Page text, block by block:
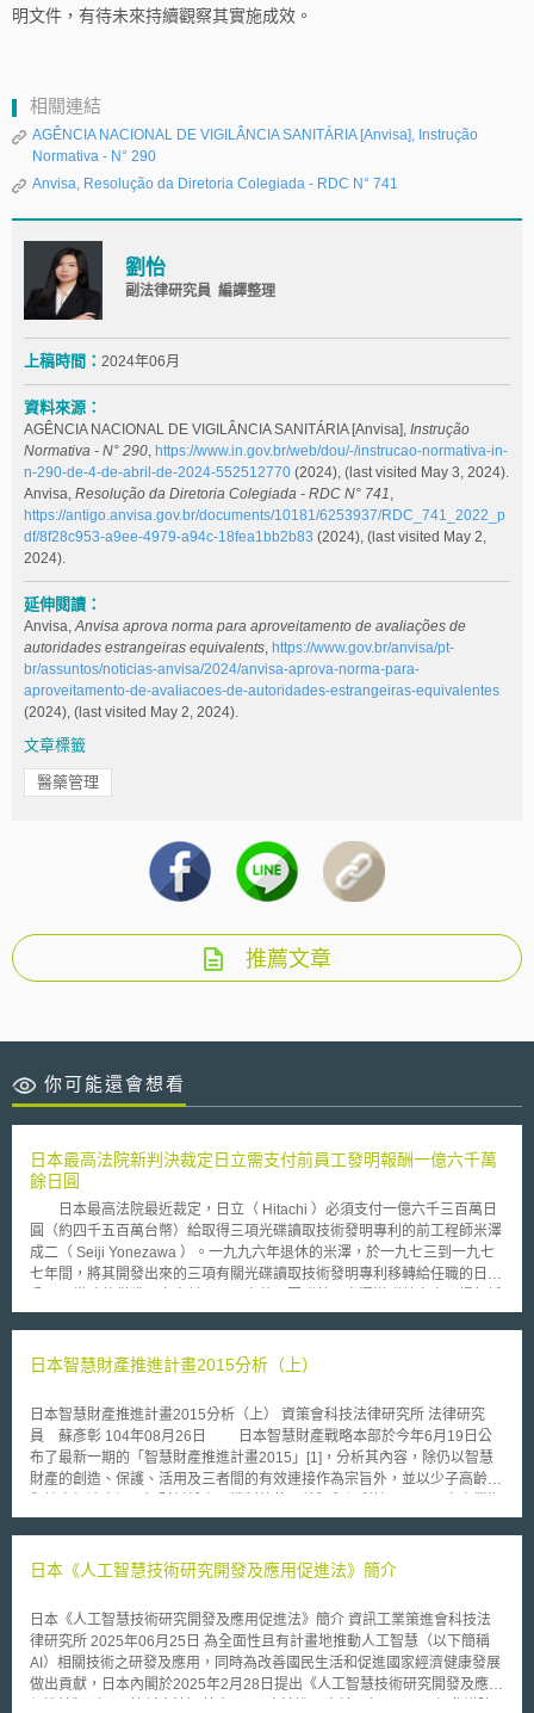
明文件，有待未來持續觀察其實施成效。
相關連結
AGÊNCIA NACIONAL DE VIGILÂNCIA SANITÁRIA [Anvisa], Instrução
Normativa - N° 290
Anvisa, Resolução da Diretoria Colegiada - RDC N° 741
劉怡
副法律研究員 編譯整理
上稿時間： 2024年06月
資料來源：
AGÊNCIA NACIONAL DE VIGILÂNCIA SANITÁRIA [Anvisa], Instrução
Normativa - N° 290 https://www.in.gov.br/web/dou/-/instrucao-normativa-in-
n-290-de-4-de-abril-de-2024-552512770 (2024), (last visited May 3, 2024).
Anvisa, Resolução da Diretoria Colegiada - RDC N° 741
https://antigo.anvisa.gov.br/documents/10181/6253937/RDC_741_2022_p
df/8f28c953-a9ee-4979-a94c-18fea1bb2b83 (2024), (last visited May 2,
2024).
延伸閱讀：
Anvisa, Anvisa aprova norma para aproveitamento de avaliações de
autoridades estrangeiras equivalents https://www.gov.br/anvisa/pt-
br/assuntos/noticias-anvisa/2024/anvisa-aprova-norma-para-
aproveitamento-de-avaliacoes-de-autoridades-estrangeiras-equivalentes
(2024), (last visited May 2, 2024).
文章標籤
醫藥管理
推薦文章
你可能還會想看
日本最高法院新判決裁定日立需支付前員工發明報酬一億六千萬
餘日圓
日本最高法院最近裁定，日立（ Hitachi ）必須支付一億六千三百萬日
圓（約四千五百萬台幣）給取得三項光碟讀取技術發明專利的前工程師米澤
成二（ Seiji Yonezawa ）。一九九六年退休的米澤，於一九七三到一九七
七年間，將其開發出來的三項有關光碟讀取技術發明專利移轉給任職的日立
訟，要求日立支付二億八千萬日圓酬勞。 東京地方法院於二○○二年作
澤的貢獻度百分之十四計算，命令日立支付約三千五百萬日圓。但在日立上
支付約一億六千三百萬日圓酬勞給米澤。米澤原本訴請日立支付發明報酬兩
億八千萬日圓，此案在最高法院駁回日立提起的上訴後判決定讞。 根
據日本特許法（專利法）規定，受雇人取得發明專利時，企業需支付相對報
酬予發明人，不過對於報酬之合理性，受雇人及雇用人近年來迭有爭議並訴
Procedures under the New Employee Invention System ），以問答方式
準，提供受雇人與雇用人間訂定報酬金時之參考。 然而，境外專利權
是否應該列入報酬金之計算，新法則未規定，故此問題仍然存在，對此下級
法院的判決不一，日本最高法院最近做出確定在海外取得的專利亦得支付相
對報酬之裁決，這項司法裁定，勢必會影響到擁有國外專利的眾多日本企
業。
日本智慧財產推進計畫2015分析（上）
日本智慧財產推進計畫2015分析（上） 資策會科技法律研究所 法律研究
員 蘇彥彰 104年08月26日 日本智慧財產戰略本部於今年6月19日公
布了最新一期的「智慧財產推進計畫2015」[1]，分析其內容，除仍以智慧
財產的創造、保護、活用及三者間的有效連接作為宗旨外，並以少子高齡化
外拓展的潛力及對智財戰略之重要性為背景，特別提出了「推動中小企業智
的海外拓展」等三項核心議題，並分別剖析各項議題其現狀課題及主管部會
要地位，同時也是產業競爭力的來源。若中小企業能發展自身的智慧財產
（包括技術、品牌等），以經營策略為基礎，有效透過智財戰略的權利化、
標準化、隱密化等方式，應可將智慧財產活用於商業行為中，並且成功連結
地域經濟的發展。然而以2013年而言，日本中小企業之中，將所擁有之技
日本《人工智慧技術研究開發及應用促進法》簡介
日本《人工智慧技術研究開發及應用促進法》簡介 資訊工業策進會科技法
律研究所 2025年06月25日 為全面性且有計畫地推動人工智慧（以下簡稱
AI）相關技術之研發及應用，同時為改善國民生活和促進國家經濟健康發展
做出貢獻，日本內閣於2025年2月28日提出《人工智慧技術研究開發及應用